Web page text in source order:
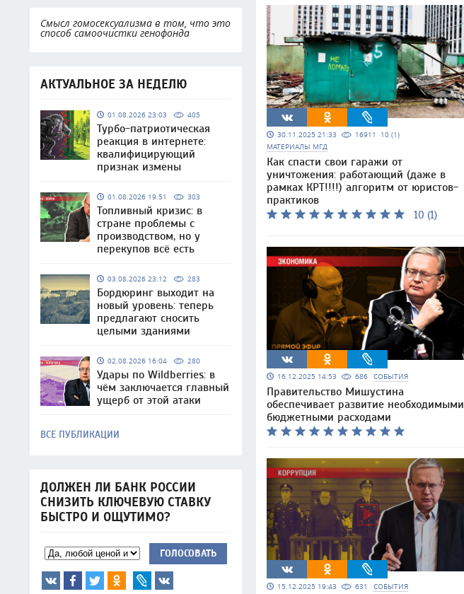
Смысл гомосексуализма в том, что это
способ самоочистки генофонда
АКТУАЛЬНОЕ ЗА НЕДЕЛЮ
01.08.2026 23:03 405
Турбо-патриотическая
реакция в интернете:
квалифицирующий
признак измены
01.08.2026 19:51 303
Топливный кризис: в
стране проблемы с
производством, но у
перекупов всё есть
03.08.2026 23:12 283
Бордюринг выходит на
новый уровень: теперь
предлагают сносить
целыми зданиями
02.08.2026 16:04 280
Удары по Wildberries: в
чём заключается главный
ущерб от этой атаки
ВСЕ ПУБЛИКАЦИИ
ДОЛЖЕН ЛИ БАНК РОССИИ
СНИЗИТЬ КЛЮЧЕВУЮ СТАВКУ
БЫСТРО И ОЩУТИМО?
ГОЛОСОВАТЬ
30.11.2025 21:33 16911 10 (1)
МАТЕРИАЛЫ МГД
Как спасти свои гаражи от
уничтожения: работающий (даже в
рамках КРТ!!!!) алгоритм от юристов-
практиков
10 (1)
16.12.2025 14:53 686 СОБЫТИЯ
Правительство Мишустина
обеспечивает развитие необходимыми
бюджетными расходами
15.12.2025 19:43 631 СОБЫТИЯ